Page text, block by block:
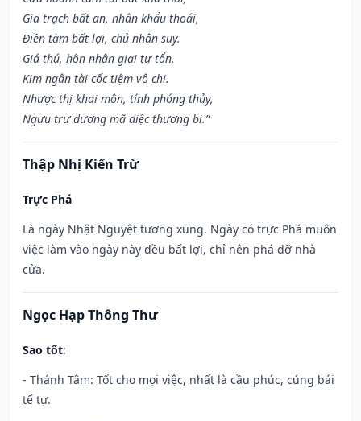
Gia trạch bất an, nhân khẩu thoái,
Điền tàm bất lợi, chủ nhân suy.
Giá thú, hôn nhân giai tự tổn,
Kim ngân tài cốc tiệm vô chi.
Nhược thị khai môn, tính phóng thủy,
Ngưu trư dương mã diệc thương bi.”
Thập Nhị Kiến Trừ
Trực Phá
Là ngày Nhật Nguyệt tương xung. Ngày có trực Phá muôn
việc làm vào ngày này đều bất lợi, chỉ nên phá dỡ nhà
cửa.
Ngọc Hạp Thông Thư
Sao tốt:
- Thánh Tâm: Tốt cho mọi việc, nhất là cầu phúc, cúng bái
tế tự.